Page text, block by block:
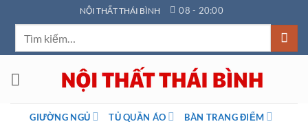
qua
dung
NỘI THẤT THÁI BÌNH 08 - 20:00
GIƯỜNG NGỦ TỦ QUẦN ÁO BÀN TRANG ĐIỂM